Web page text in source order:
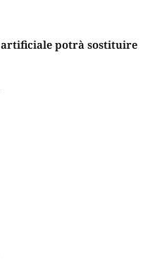
artificiale potrà sostituire